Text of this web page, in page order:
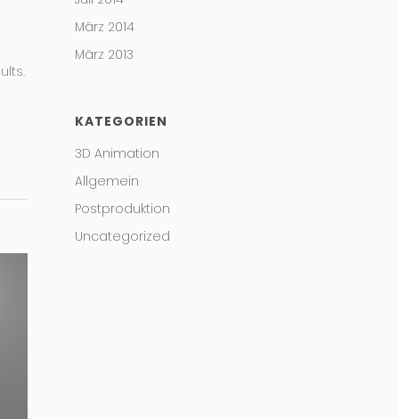
März 2014
März 2013
KATEGORIEN
3D Animation
Allgemein
Postproduktion
Uncategorized